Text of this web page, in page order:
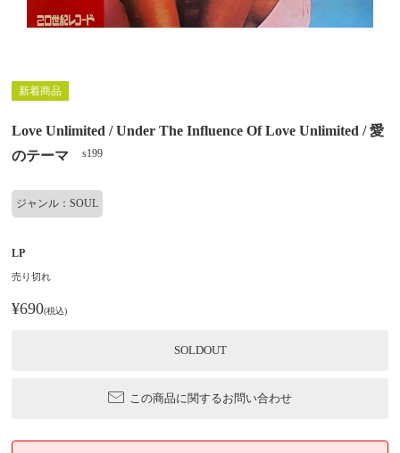
新着商品
Love Unlimited / Under The Influence Of Love Unlimited / 愛
のテーマ
s199
ジャンル：SOUL
LP
売り切れ
¥690(税込)
SOLDOUT
この商品に関するお問い合わせ